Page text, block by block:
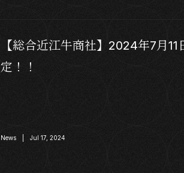
【総合近江牛商社】2024年7月
定！！
News | Jul 17, 2024